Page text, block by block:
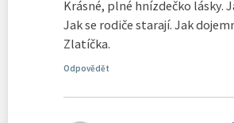
Krásné, plné hnízdečko lásky.
Jak se rodiče starají. Jak
Zlatíčka.
Odpovědět